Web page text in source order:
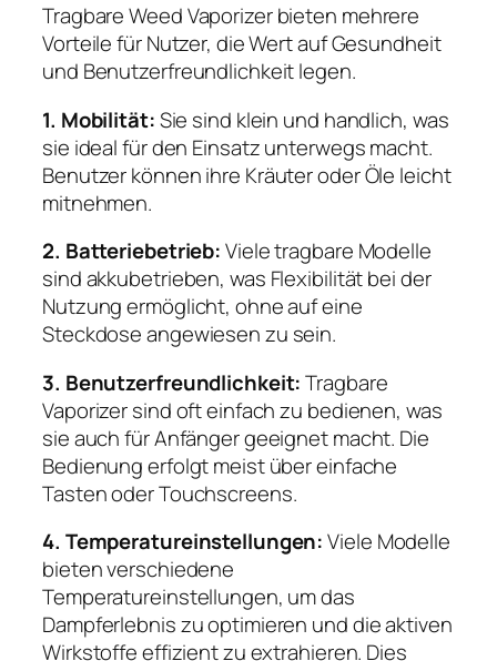
Tragbare Weed Vaporizer bieten mehrere
Vorteile für Nutzer, die Wert auf Gesundheit
und Benutzerfreundlichkeit legen.
1. Mobilität:Sie sind klein und handlich, was
sie ideal für den Einsatz unterwegs macht.
Benutzer können ihre Kräuter oder Öle leicht
mitnehmen.
2. Batteriebetrieb:Viele tragbare Modelle
sind akkubetrieben, was Flexibilität bei der
Nutzung ermöglicht, ohne auf eine
Steckdose angewiesen zu sein.
3. Benutzerfreundlichkeit:Tragbare
Vaporizer sind oft einfach zu bedienen, was
sie auch für Anfänger geeignet macht. Die
Bedienung erfolgt meist über einfache
Tasten oder Touchscreens.
4. Temperatureinstellungen:Viele Modelle
bieten verschiedene
Temperatureinstellungen, um das
Dampferlebnis zu optimieren und die aktiven
Wirkstoffe effizient zu extrahieren. Dies